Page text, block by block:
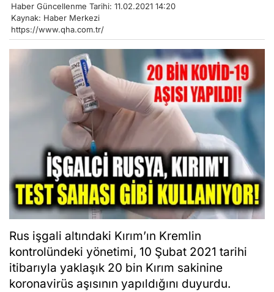
Haber Güncellenme Tarihi: 11.02.2021 14:20
Kaynak: Haber Merkezi
https://www.qha.com.tr/
Rus işgali altındaki Kırım’ın Kremlin
kontrolündeki yönetimi, 10 Şubat 2021 tarihi
itibarıyla yaklaşık 20 bin Kırım sakinine
koronavirüs aşısının yapıldığını duyurdu.